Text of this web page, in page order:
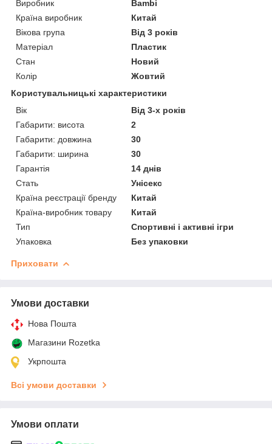
Виробник
Bambi
Країна виробник
Китай
Вікова група
Від 3 років
Матеріал
Пластик
Стан
Новий
Колір
Жовтий
Користувальницькі характеристики
Вік
Від 3-х років
Габарити: висота
2
Габарити: довжина
30
Габарити: ширина
30
Гарантія
14 днів
Стать
Унісекс
Країна реєстрації бренду
Китай
Країна-виробник товару
Китай
Тип
Спортивні і активні ігри
Упаковка
Без упаковки
Приховати
Умови доставки
Нова Пошта
Магазини Rozetka
Укрпошта
Всі умови доставки
Умови оплати